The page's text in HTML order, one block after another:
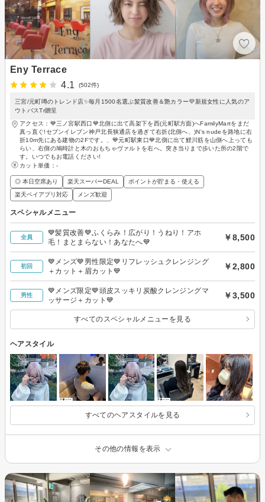
Eny Terrace
4.1
(502件)
三宮/元町噂のトレンド店✨毎月1500名選ぶ髪質改善＆艶カラー💜新規女性に人気のア
ウトバスTr贈呈
アクセス：💙三ノ宮駅西口💙北側に出て高架下を西(元町駅方面)へFamilyMartをまだ
真っ直ぐ!セブンイレブン神戸北長狭通店を過ぎて右折(北側へ、)N's nudeを路地に右
折10m先にある建物の2Fです。、💙元町駅東口💙北側に出て鯉川筋を山側へ上っても
らい、右側の鳩時計と木のおもちゃヴァルトを右へ。突き当りまで歩いた所の2階で
す。いつでもお電話ください!
カット単価： -
◎ 本日空席あり 楽天スーパーDEAL
ポイントが貯まる・使える
楽天ペイアプリ対応
メンズ歓迎
スペシャルメニュー
全員
💙髪質改善💙ふくらみ！広がり！うねり！アホ
毛！まとまらない！あなたへ💙
￥8,500
初回
💙メンズ💙男性限定💙リフレッシュクレンジング
＋カット＋眉カット💙
￥2,800
男性
💙メンズ限定💙頭皮スッキリ炭酸クレンジングマ
ッサージ＋カット💙
￥3,500
すべてのスペシャルメニューを見る
ヘアスタイル
すべてのヘアスタイルを見る
その他の情報を表示